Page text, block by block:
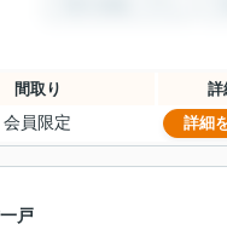
間取り 詳
会員限定 詳細
戸